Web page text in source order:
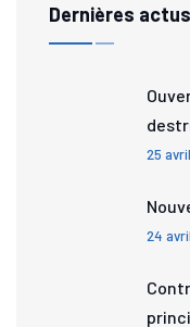
Dernières actus
25
24